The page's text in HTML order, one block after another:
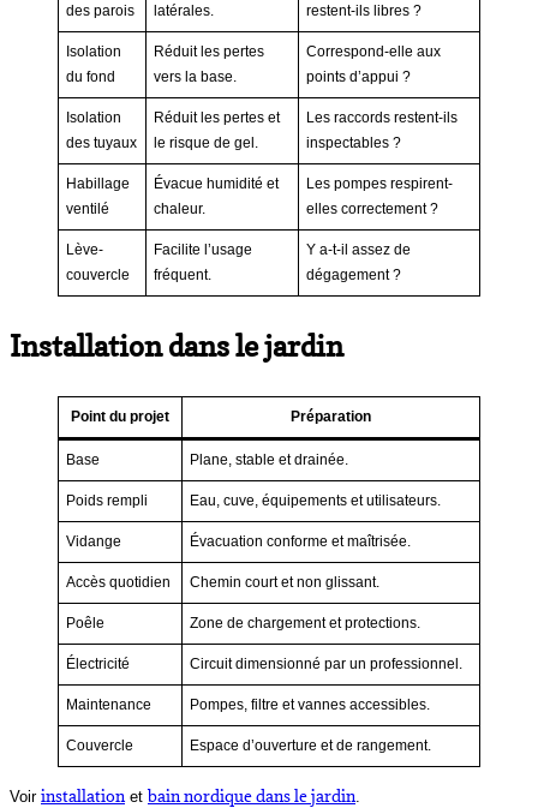
des parois
latérales.
restent-ils libres ?
Isolation
du fond
Réduit les pertes
vers la base.
Correspond-elle aux
points d’appui ?
Isolation
des tuyaux
Réduit les pertes et
le risque de gel.
Les raccords restent-ils
inspectables ?
Habillage
ventilé
Évacue humidité et
chaleur.
Les pompes respirent-
elles correctement ?
Lève-
couvercle
Facilite l’usage
fréquent.
Y a-t-il assez de
dégagement ?
Installation dans le jardin
Point du projet Préparation
Base Plane, stable et drainée.
Poids rempli Eau, cuve, équipements et utilisateurs.
Vidange Évacuation conforme et maîtrisée.
Accès quotidien Chemin court et non glissant.
Poêle Zone de chargement et protections.
Électricité Circuit dimensionné par un professionnel.
Maintenance Pompes, filtre et vannes accessibles.
Couvercle Espace d’ouverture et de rangement.
Voir installation et bain nordique dans le jardin